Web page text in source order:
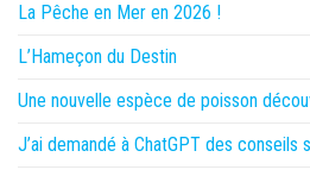
La Pêche en Mer en 2026 !
L’Hameçon du Destin
Une nouvelle espèce de poisson
J’ai demandé à ChatGPT des conseils